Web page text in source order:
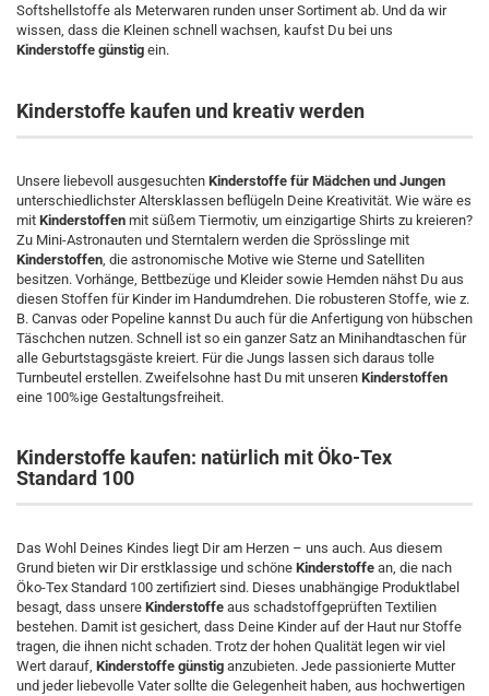
Softshellstoffe als Meterwaren runden unser Sortiment ab. Und da wir
wissen, dass die Kleinen schnell wachsen, kaufst Du bei uns
Kinderstoffe günstig ein.
Kinderstoffe kaufen und kreativ werden
Unsere liebevoll ausgesuchten Kinderstoffe für Mädchen und Jungen
unterschiedlichster Altersklassen beflügeln Deine Kreativität. Wie wäre es
mit Kinderstoffen mit süßem Tiermotiv, um einzigartige Shirts zu kreieren?
Zu Mini-Astronauten und Sterntalern werden die Sprösslinge mit
Kinderstoffen, die astronomische Motive wie Sterne und Satelliten
besitzen. Vorhänge, Bettbezüge und Kleider sowie Hemden nähst Du aus
diesen Stoffen für Kinder im Handumdrehen. Die robusteren Stoffe, wie z.
B. Canvas oder Popeline kannst Du auch für die Anfertigung von hübschen
Täschchen nutzen. Schnell ist so ein ganzer Satz an Minihandtaschen für
alle Geburtstagsgäste kreiert. Für die Jungs lassen sich daraus tolle
Turnbeutel erstellen. Zweifelsohne hast Du mit unseren Kinderstoffen
eine 100%ige Gestaltungsfreiheit.
Kinderstoffe kaufen: natürlich mit Öko-Tex
Standard 100
Das Wohl Deines Kindes liegt Dir am Herzen – uns auch. Aus diesem
Grund bieten wir Dir erstklassige und schöne Kinderstoffe an, die nach
Öko-Tex Standard 100 zertifiziert sind. Dieses unabhängige Produktlabel
besagt, dass unsere Kinderstoffe aus schadstoffgeprüften Textilien
bestehen. Damit ist gesichert, dass Deine Kinder auf der Haut nur Stoffe
tragen, die ihnen nicht schaden. Trotz der hohen Qualität legen wir viel
Wert darauf, Kinderstoffe günstig anzubieten. Jede passionierte Mutter
und jeder liebevolle Vater sollte die Gelegenheit haben, aus hochwertigen